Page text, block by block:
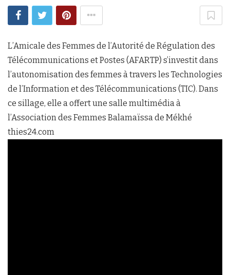
L’Amicale des Femmes de l’Autorité de Régulation des
Télécommunications et Postes (AFARTP) s’investit dans
l’autonomisation des femmes à travers les Technologies
de l’Information et des Télécommunications (TIC). Dans
ce sillage, elle a offert une salle multimédia à
l’Association des Femmes Balamaïssa de Mékhé
thies24.com